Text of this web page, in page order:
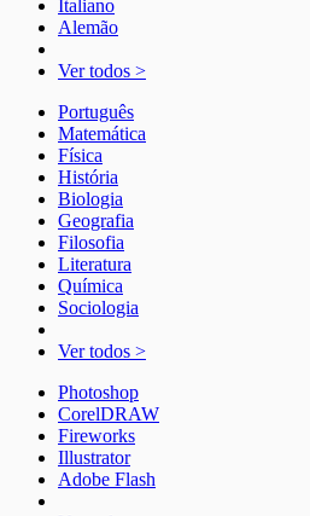
Italiano
Alemão
Ver todos >
Português
Matemática
Física
História
Biologia
Geografia
Filosofia
Literatura
Química
Sociologia
Ver todos >
Photoshop
CorelDRAW
Fireworks
Illustrator
Adobe Flash